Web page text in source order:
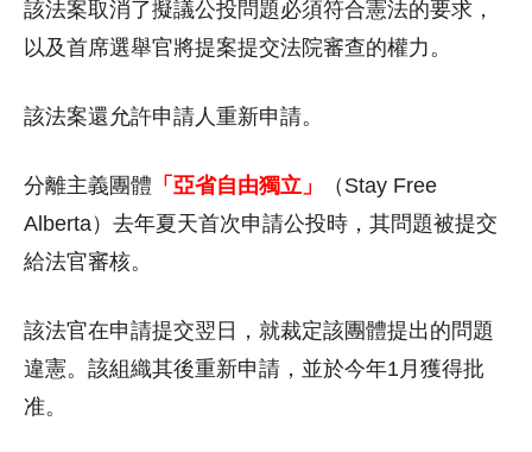
該法案取消了擬議公投問題必須符合憲法的要求，
以及首席選舉官將提案提交法院審查的權力。
該法案還允許申請人重新申請。
分離主義團體 「亞省自由獨立」
（Stay Free
Alberta）去年夏天首次申請公投時，其問題被提交
給法官審核。
該法官在申請提交翌日，就裁定該團體提出的問題
違憲。該組織其後重新申請，並於今年1月獲得批
准。